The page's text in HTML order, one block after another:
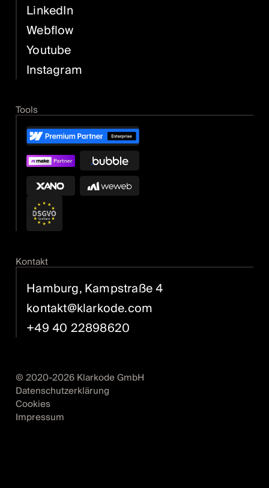
LinkedIn
Webflow
Youtube
Instagram
Tools
Kontakt
Hamburg, Kampstraße 4
kontakt@klarkode.com
+49 40 22898620
© 2020-2026Klarkode GmbH
Datenschutzerklärung
Cookies
Impressum